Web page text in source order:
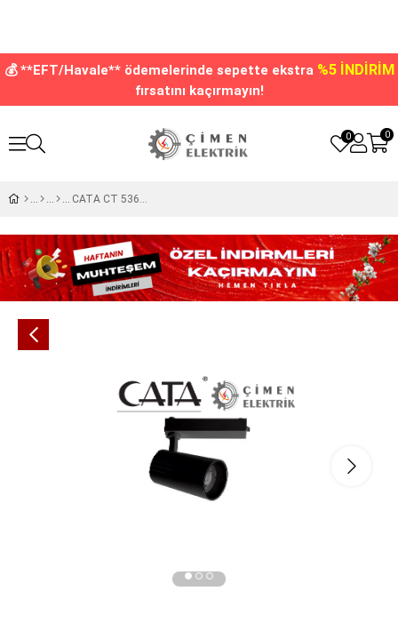
💰 **EFT/Havale** ödemelerinde sepette ekstra %5 İNDİRİM
fırsatını kaçırmayın!
0
0
CATA CT 5368 40W Led Ray Spot 3000K Gün Işığı Siyah Kasa